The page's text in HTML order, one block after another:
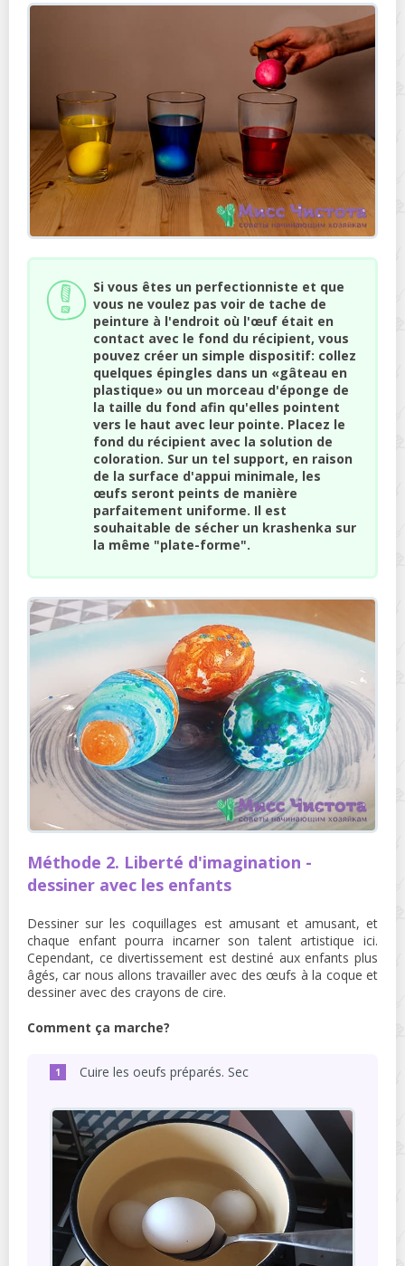
Si vous êtes un perfectionniste et que
vous ne voulez pas voir de tache de
peinture à l'endroit où l'œuf était en
contact avec le fond du récipient, vous
pouvez créer un simple dispositif: collez
quelques épingles dans un «gâteau en
plastique» ou un morceau d'éponge de
la taille du fond afin qu'elles pointent
vers le haut avec leur pointe. Placez le
fond du récipient avec la solution de
coloration. Sur un tel support, en raison
de la surface d'appui minimale, les
œufs seront peints de manière
parfaitement uniforme. Il est
souhaitable de sécher un krashenka sur
la même "plate-forme".
Méthode 2. Liberté d'imagination -
dessiner avec les enfants
Dessiner sur les coquillages est amusant et amusant, et
chaque enfant pourra incarner son talent artistique ici.
Cependant, ce divertissement est destiné aux enfants plus
âgés, car nous allons travailler avec des œufs à la coque et
dessiner avec des crayons de cire.
Comment ça marche?
Cuire les oeufs préparés. Sec